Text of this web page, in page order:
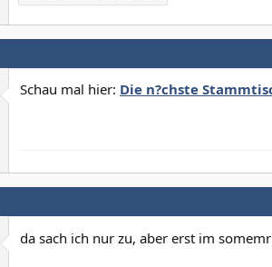
Schau mal hier: Die n?chste
da sach ich nur zu, aber erst im